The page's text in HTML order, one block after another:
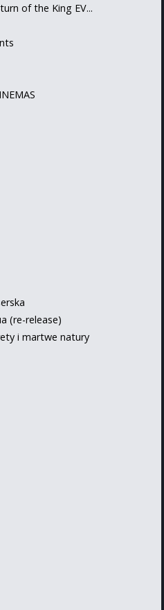
of the King EV...
(re-release)
i martwe natury